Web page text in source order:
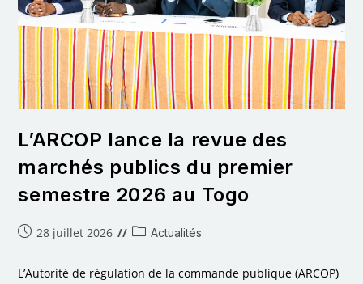
L’ARCOP lance la revue des
marchés publics du premier
semestre 2026 au Togo
28 juillet 2026 Actualités
L’Autorité de régulation de la commande publique (ARCOP)